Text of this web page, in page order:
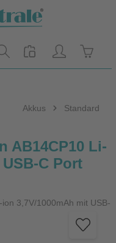
Akkus Standard
Sternen
AB14CP10 Li-
C Port